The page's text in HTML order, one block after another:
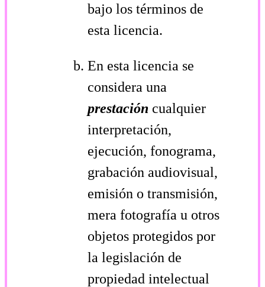
bajo los términos de
esta licencia.
En esta licencia se
considera una
prestación cualquier
interpretación,
ejecución, fonograma,
grabación audiovisual,
emisión o transmisión,
mera fotografía u otros
objetos protegidos por
la legislación de
propiedad intelectual